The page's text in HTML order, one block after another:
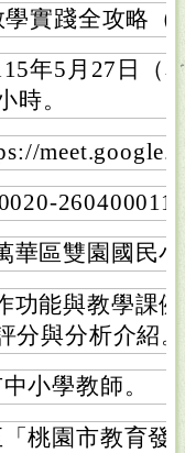
實踐全攻略（
年5月27日（
時。
260400011
華區雙園國民
功能與教學課
分與分析介紹。
小學教師。
桃園市教育發